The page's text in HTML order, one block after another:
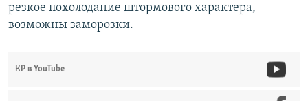
резкое похолодание штормового характера,
возможны заморозки.
КР в YouTube